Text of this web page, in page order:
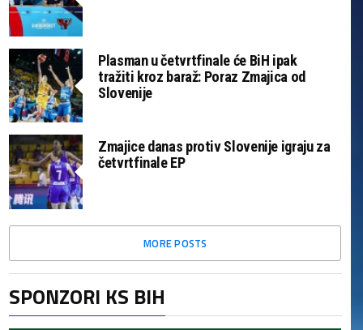
Plasman u četvrtfinale će BiH ipak
tražiti kroz baraž: Poraz Zmajica od
Slovenije
Zmajice danas protiv Slovenije igraju za
četvrtfinale EP
MORE POSTS
SPONZORI KS BIH